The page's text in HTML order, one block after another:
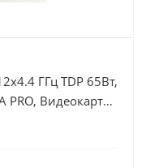
ГГц TDP 65Вт,
PRO, Видеокарта
Диски SSD